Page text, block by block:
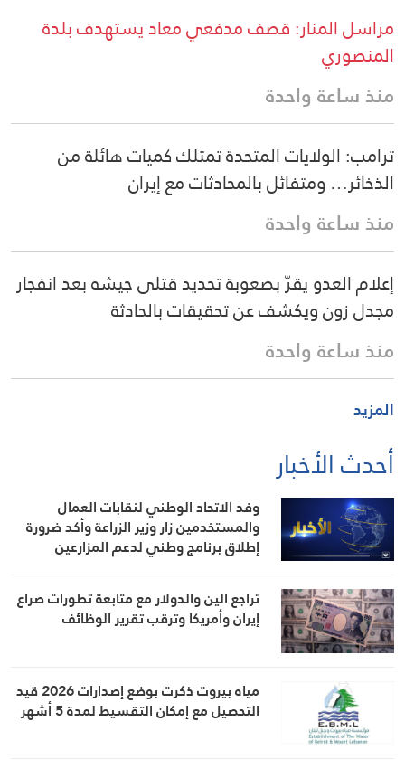
مراسل المنار: قصف مدفعي معاد يستهدف بلدة
المنصوري
منذ ساعة واحدة
ترامب: الولايات المتحدة تمتلك كميات هائلة من
الذخائر… ومتفائل بالمحادثات مع إيران
منذ ساعة واحدة
إعلام العدو يقرّ بصعوبة تحديد قتلى جيشه بعد انفجار
مجدل زون ويكشف عن تحقيقات بالحادثة
منذ ساعة واحدة
المزيد
أحدث الأخبار
وفد الاتحاد الوطني لنقابات العمال
والمستخدمين زار وزير الزراعة وأكد ضرورة
إطلاق برنامج وطني لدعم المزارعين
تراجع الين والدولار مع متابعة تطورات صراع
إيران وأمريكا وترقب تقرير الوظائف
مياه بيروت ذكرت بوضع إصدارات 2026 قيد
التحصيل مع إمكان التقسيط لمدة 5 أشهر